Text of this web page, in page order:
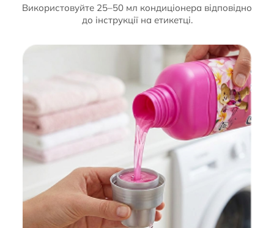
Використовуйте 25–50 мл кондиціонера відповідно
до інструкції на етикетці.